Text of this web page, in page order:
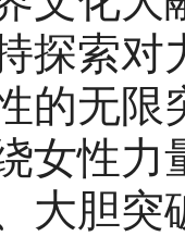
探索
的无限
女性力
大胆突